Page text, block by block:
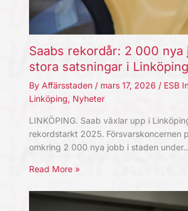
Saabs rekordår: 2 000 nya
stora satsningar i Linköping
By Affärsstaden / mars 17, 2026 / ESB
Linköping, Nyheter
LINKÖPING. Saab växlar upp i
rekordstarkt 2025. Försvarskoncernen
omkring 2 000 nya jobb i staden
Read More »